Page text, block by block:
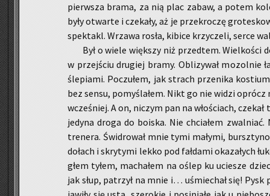
pierw­sza brama, za nią plac zabaw, a potem
były otwar­te i cze­ka­ły, aż je prze­kro­czę
spek­takl. Wrza­wa rosła, ki­bi­ce krzy­cze­li, serce
Był o wiele więk­szy niż przed­tem. Wiel­ko­ści
w przej­ściu dru­giej bramy. Ob­li­zy­wał mo­zol­nie
śle­pia­mi. Po­czu­łem, jak strach prze­ni­ka
bez sensu, po­my­śla­łem. Nikt go nie widzi
wcze­śniej. A on, ni­czym pan na wło­ściach,
je­dy­na droga do bo­iska. Nie chcia­łem zwal­niać.
tre­ne­ra. Świ­dro­wał mnie tymi ma­ły­mi,
do­łach i skry­ty­mi lekko pod fał­da­mi oka­za­łych
głem tyłem, ma­cha­łem na oślep ku ucie­sze
jak słup, pa­trzył na mnie i… uśmie­chał się!